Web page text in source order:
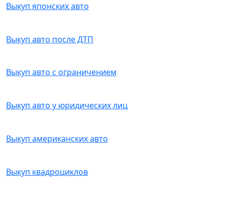
Выкуп японских авто
Выкуп авто после ДТП
Выкуп авто с ограничением
Выкуп авто у юридических лиц
Выкуп американских авто
Выкуп квадроциклов